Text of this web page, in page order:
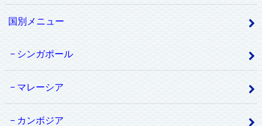
国別メニュー
シンガポール
マレーシア
カンボジア